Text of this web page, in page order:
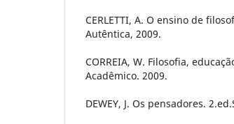
CERLETTI, A. O ensino de
Autêntica, 2009.
CORREIA, W. Filosofia,
Acadêmico. 2009.
DEWEY, J. Os pensadores.